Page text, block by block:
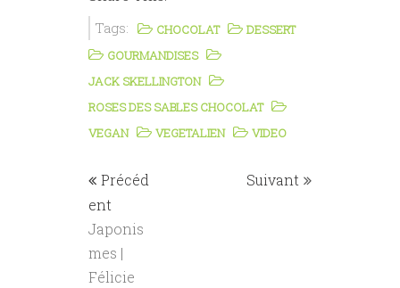
Tags: CHOCOLAT
DESSERT
GOURMANDISES
JACK SKELLINGTON
ROSES DES SABLES CHOCOLAT
VEGAN
VEGETALIEN VIDEO
Précéd
ent
Japonis
mes |
Félicie
Suivant